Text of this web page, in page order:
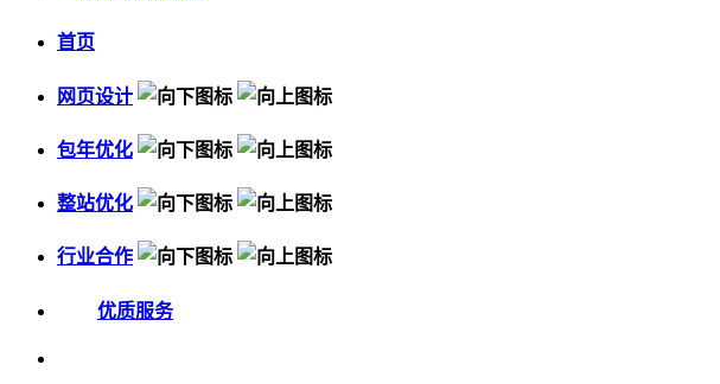
首页
网页设计
包年优化
整站优化
行业合作
优质服务